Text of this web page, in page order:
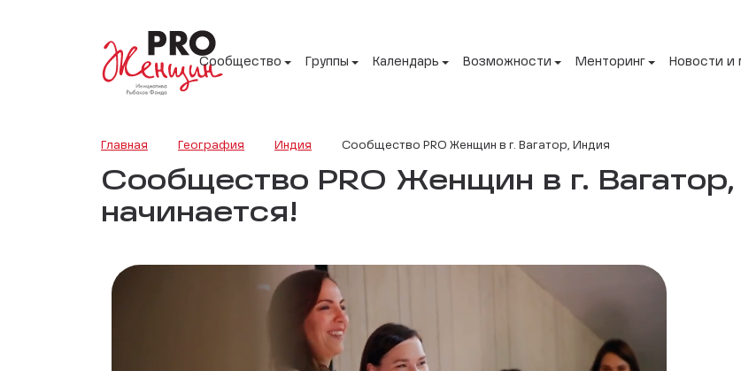
Сообщество Группы Календарь Возможности Менторинг Новости и
Главная География Индия Сообщество PRO Женщин в г. Вагатор, Индия
Сообщество PRO Женщин в г.
начинается!